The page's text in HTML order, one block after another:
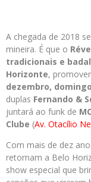
A chegada de 2018
mineira. É que o
tradicionais e
Horizonte,
dezembro,
duplas Fernando &
juntará ao funk de
Clube (Av. Otacílio
Com mais de dez
retornam a Belo
show especial que